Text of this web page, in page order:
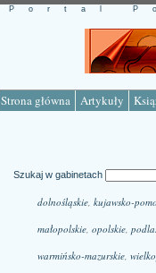
Strona główna Artykuły
Portal
Szukaj w gabinetach
dolnośląskie, kujawsko-
małopolskie, opolskie,
warmińsko-mazurskie,